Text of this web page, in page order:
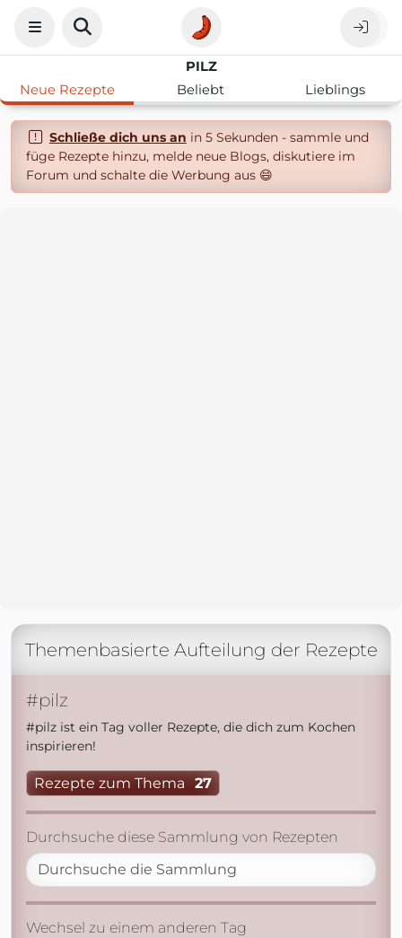
PILZ
Neue Rezepte
Beliebt Lieblings
Schließe dich uns an in 5 Sekunden - sammle und
füge Rezepte hinzu, melde neue Blogs, diskutiere im
Forum und schalte die Werbung aus 😄
Themenbasierte Aufteilung der Rezepte
#pilz
#pilz ist ein Tag voller Rezepte, die dich zum Kochen
inspirieren!
Rezepte zum Thema 27
Durchsuche diese Sammlung von Rezepten
Wechsel zu einem anderen Tag